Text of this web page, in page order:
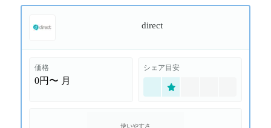
direct
価格
0円〜 月
シェア目安
使いやすさ